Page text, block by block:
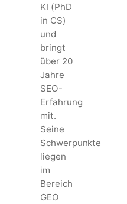
KI (PhD
in CS)
und
bringt
über 20
Jahre
SEO-
Erfahrung
mit.
Seine
Schwerpunkte
liegen
im
Bereich
GEO